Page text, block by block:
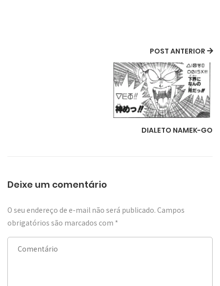
POST ANTERIOR
DIALETO NAMEK-GO
Deixe um comentário
O seu endereço de e-mail não será publicado. Campos
obrigatórios são marcados com *